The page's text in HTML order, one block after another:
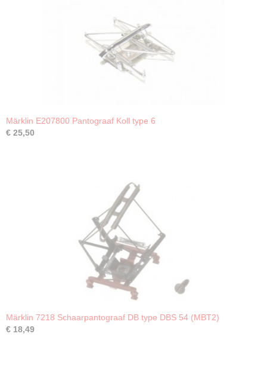
Märklin E207800 Pantograaf Koll type 6
€ 25,50
Märklin 7218 Schaarpantograaf DB type DBS 54 (MBT2)
€ 18,49